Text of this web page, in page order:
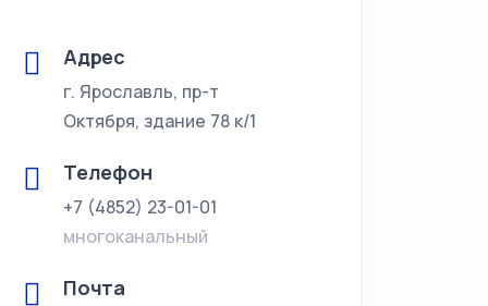
Адрес
г. Ярославль, пр-т
Октября, здание 78 к/1
Телефон
+7 (4852) 23-01-01
многоканальный
Почта